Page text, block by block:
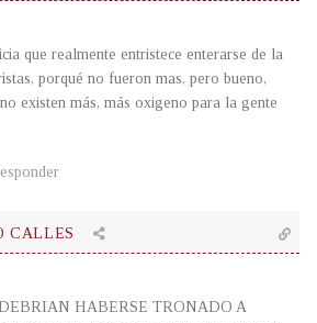
que realmente entristece enterarse de la
porqué no fueron mas, pero bueno,
existen más, más oxigeno para la gente
CALLES
HABERSE TRONADO A